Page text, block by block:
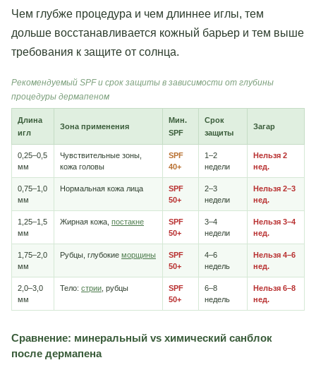
Чем глубже процедура и чем длиннее иглы, тем
дольше восстанавливается кожный барьер и тем выше
требования к защите от солнца.
Рекомендуемый SPF и срок защиты в зависимости от глубины
процедуры дермапеном
Длина
игл
Зона применения
Мин.
SPF
Срок
защиты
Загар
0,25–0,5
мм
Чувствительные зоны,
кожа головы
SPF
40+
1–2
недели
Нельзя 2
нед.
0,75–1,0
мм
Нормальная кожа лица
SPF
50+
2–3
недели
Нельзя 2–3
нед.
1,25–1,5
мм
Жирная кожа, постакне
SPF
50+
3–4
недели
Нельзя 3–4
нед.
1,75–2,0
мм
Рубцы, глубокие морщины
SPF
50+
4–6
недель
Нельзя 4–6
нед.
2,0–3,0
мм
Тело: стрии , рубцы
SPF
50+
6–8
недель
Нельзя 6–8
нед.
Сравнение: минеральный vs химический санблок
после дермапена